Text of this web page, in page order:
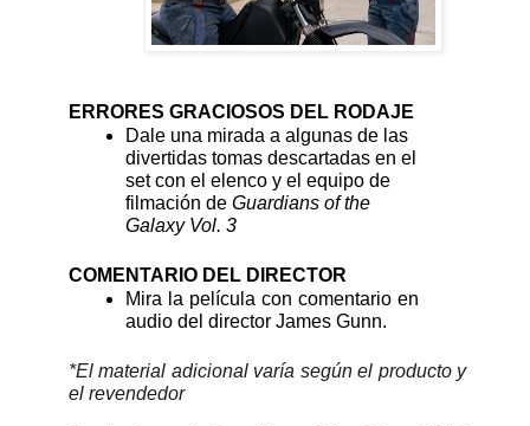
ERRORES GRACIOSOS DEL RODAJE
Dale una mirada a algunas de las
divertidas tomas descartadas en el
set con el elenco y el equipo de
filmación de Guardians of the
Galaxy Vol. 3
COMENTARIO DEL DIRECTOR
Mira la película con comentario en
audio del director James Gunn.
*El material adicional varía según el producto y
el revendedor